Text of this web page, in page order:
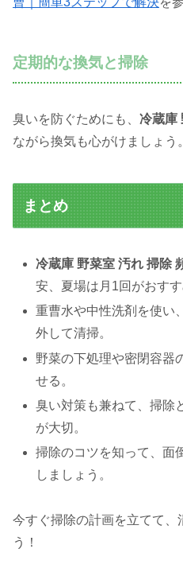
定期的な換気と掃除
臭いを防ぐためにも、 冷蔵庫
ながら換気も心がけましょう。
まとめ
冷蔵庫 野菜室 汚れ 掃除
安、夏場は月1回がおすす
重曹水や中性洗剤を使い
外して清掃。
野菜の下処理や密閉容器
せる。
臭い対策も兼ねて、掃除
が大切。
掃除のコツを知って、面
しましょう。
今すぐ掃除の計画を立てて、
う！